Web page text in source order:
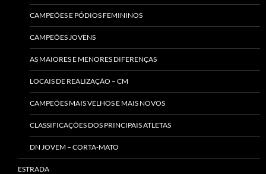
CAMPEÕES E PÓDIOS FEMININOS
CAMPEÕES JOVENS
AS MAIORES E MENORES DIFERENÇAS
LOCAIS DE REALIZAÇÃO – CM
CAMPEÕES MAIS VELHOS E MAIS NOVOS
CLASSIFICAÇÕES DOS PRINCIPAIS ATLETAS
DN JOVEM – CORTA-MATO
ESTRADA